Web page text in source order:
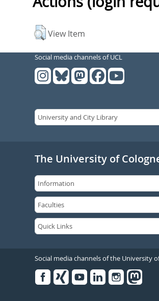
View Item
Social media channels of UCL
The University of
Social media channels of the University